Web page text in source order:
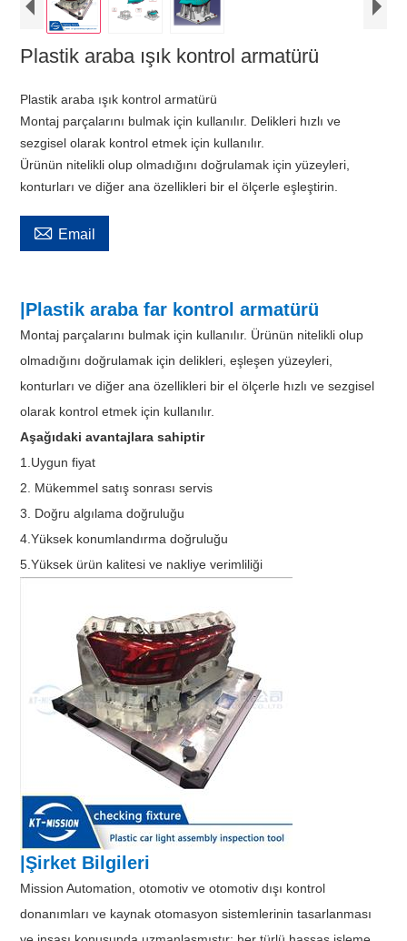
Plastik araba ışık kontrol armatürü
Plastik araba ışık kontrol armatürü
Montaj parçalarını bulmak için kullanılır. Delikleri hızlı ve
sezgisel olarak kontrol etmek için kullanılır.
Ürünün nitelikli olup olmadığını doğrulamak için yüzeyleri,
konturları ve diğer ana özellikleri bir el ölçerle eşleştirin.
 Email
|Plastik araba far kontrol armatürü
Montaj parçalarını bulmak için kullanılır. Ürünün nitelikli olup
olmadığını doğrulamak için delikleri, eşleşen yüzeyleri,
konturları ve diğer ana özellikleri bir el ölçerle hızlı ve sezgisel
olarak kontrol etmek için kullanılır.
Aşağıdaki avantajlara sahiptir
1.Uygun fiyat
2. Mükemmel satış sonrası servis
3. Doğru algılama doğruluğu
4.Yüksek konumlandırma doğruluğu
5.Yüksek ürün kalitesi ve nakliye verimliliği
|Şirket Bilgileri
Mission Automation, otomotiv ve otomotiv dışı kontrol
donanımları ve kaynak otomasyon sistemlerinin tasarlanması